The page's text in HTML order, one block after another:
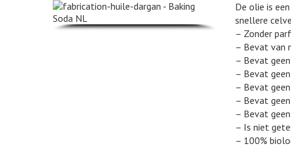
De olie is
snellere
– Zonder
– Bevat van
– Bevat
– Bevat
– Bevat
– Bevat
– Bevat
– Is niet
– 100%